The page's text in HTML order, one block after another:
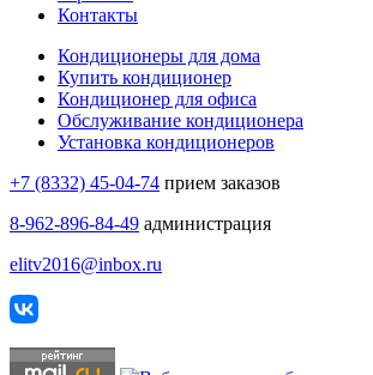
Контакты
Кондиционеры для дома
Купить кондиционер
Кондиционер для офиса
Обслуживание кондиционера
Установка кондиционеров
+7 (8332) 45-04-74 прием заказов
8-962-896-84-49 администрация
elitv2016@inbox.ru